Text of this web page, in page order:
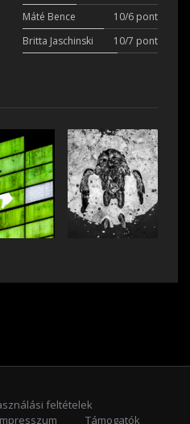
Máté Bence
10/6 pont
Britta Jaschinski
10/7 pont
feltételek
Támogatók